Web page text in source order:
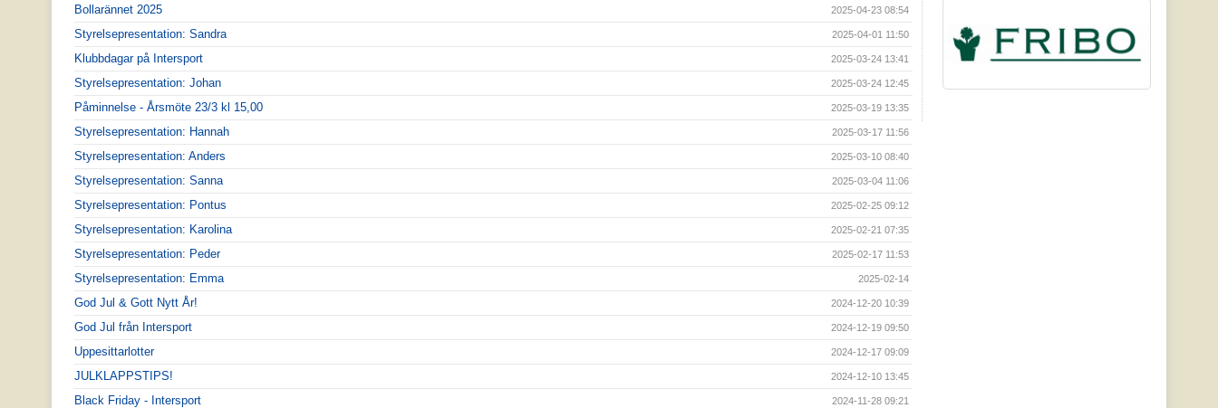
Bollarännet 2025 2025-04-23 08:54
Styrelsepresentation: Sandra 2025-04-01 11:50
Klubbdagar på Intersport 2025-03-24 13:41
Styrelsepresentation: Johan 2025-03-24 12:45
Påminnelse - Årsmöte 23/3 kl 15,00 2025-03-19 13:35
Styrelsepresentation: Hannah 2025-03-17 11:56
Styrelsepresentation: Anders 2025-03-10 08:40
Styrelsepresentation: Sanna 2025-03-04 11:06
Styrelsepresentation: Pontus 2025-02-25 09:12
Styrelsepresentation: Karolina 2025-02-21 07:35
Styrelsepresentation: Peder 2025-02-17 11:53
Styrelsepresentation: Emma 2025-02-14
God Jul & Gott Nytt År! 2024-12-20 10:39
God Jul från Intersport 2024-12-19 09:50
Uppesittarlotter 2024-12-17 09:09
JULKLAPPSTIPS! 2024-12-10 13:45
Black Friday - Intersport 2024-11-28 09:21